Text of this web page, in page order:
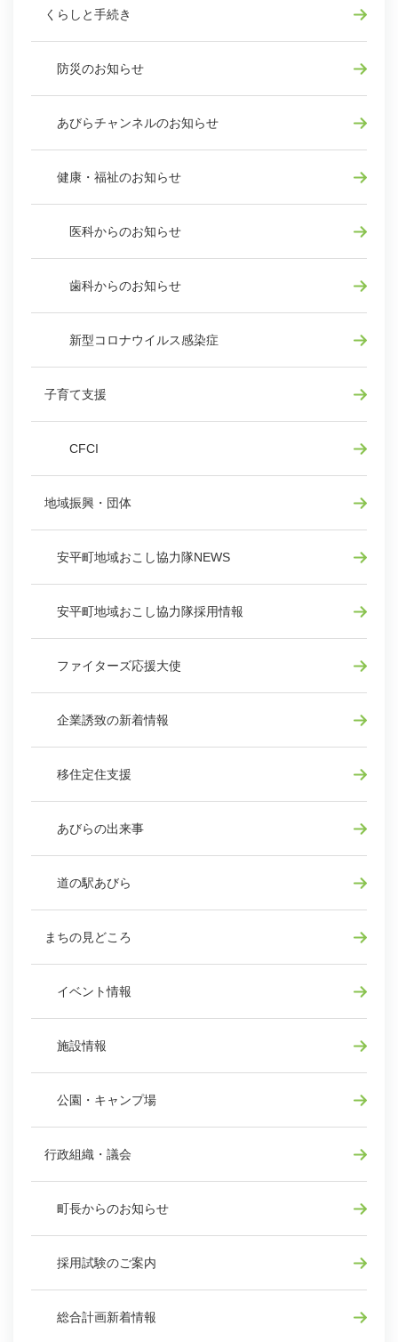
くらしと手続き
防災のお知らせ
あびらチャンネルのお知らせ
健康・福祉のお知らせ
医科からのお知らせ
歯科からのお知らせ
新型コロナウイルス感染症
子育て支援
CFCI
地域振興・団体
安平町地域おこし協力隊NEWS
安平町地域おこし協力隊採用情報
ファイターズ応援大使
企業誘致の新着情報
移住定住支援
あびらの出来事
道の駅あびら
まちの見どころ
イベント情報
施設情報
公園・キャンプ場
行政組織・議会
町長からのお知らせ
採用試験のご案内
総合計画新着情報